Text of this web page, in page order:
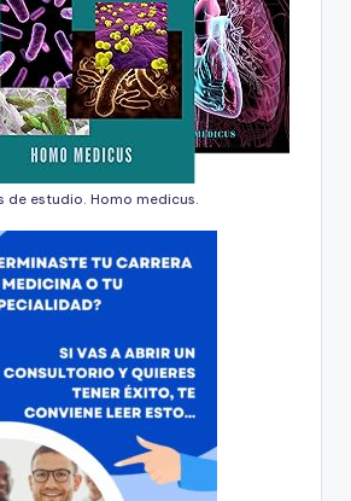
de estudio. Homo medicus.